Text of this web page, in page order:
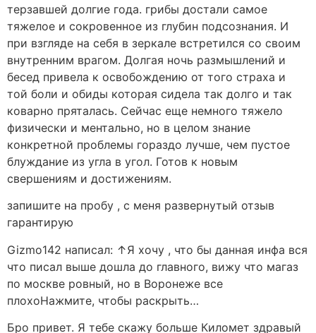
терзавшей долгие года. грибы достали самое
тяжелое и сокровенное из глубин подсознания. И
при взгляде на себя в зеркале встретился со своим
внутренним врагом. Долгая ночь размышлений и
бесед привела к освобождению от того страха и
той боли и обиды которая сидела так долго и так
коварно пряталась. Сейчас еще немного тяжело
физически и ментально, но в целом знание
конкретной проблемы гораздо лучше, чем пустое
блуждание из угла в угол. Готов к новым
свершениям и достижениям.
запишите на пробу , с меня развернутый отзыв
гарантирую
Gizmo142 написал: ↑Я хочу , что бы данная инфа вся
что писал выше дошла до главного, вижу что магаз
по москве ровный, но в Воронеже все
плохоНажмите, чтобы раскрыть…
Бро привет. Я тебе скажу больше Километ здравый